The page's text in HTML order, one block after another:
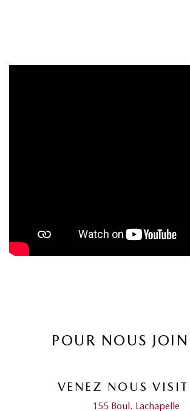
POUR NOUS
VENEZ NOUS
155 Boul. Lachapelle